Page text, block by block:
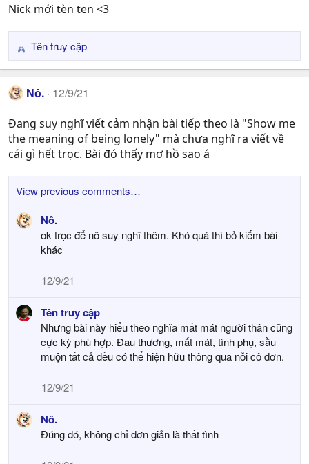
o
n
s
:
Nick mới tèn ten <3
R
e
a
c
i
o
n
Tên truy cập
Nô. 12/9/21
Đang suy nghĩ viết cảm nhận bài tiếp theo là "Show me
the meaning of being lonely" mà chưa nghĩ ra viết về
cái gì hết trọc. Bài đó thấy mơ hồ sao á
View previous comments…
Nô.
ok trọc để nô suy nghĩ thêm. Khó quá thì bỏ kiếm bài
khác
12/9/21
Tên truy cập
Nhưng bài này hiểu theo nghĩa mất mát người thân cũng
cực kỳ phù hợp. Đau thương, mất mát, tình phụ, sầu
muộn tất cả đều có thể hiện hữu thông qua nỗi cô đơn.
12/9/21
Nô.
Đúng đó, không chỉ đơn giản là thất tình